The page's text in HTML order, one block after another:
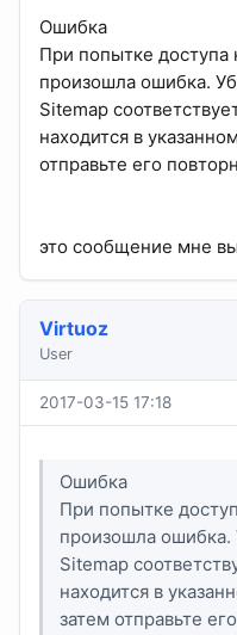
Ошибка
При попытке
произошла ошибка.
Sitemap
находится в
отправьте его
это сообщение мне
Virtuoz
User
2017-03-15 17:18
Ошибка
При попытке
произошла ошибка.
Sitemap
находится в
затем отправьте